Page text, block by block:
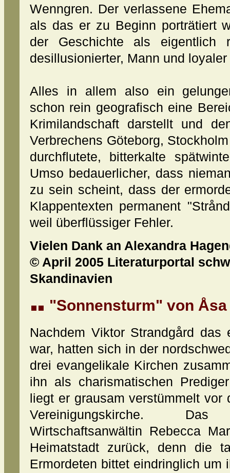
Wenngren. Der verlassene
als das er zu Beginn porträtiert
der Geschichte als eigentlich
desillusionierter, Mann und loyaler
Alles in allem also ein
schon rein geografisch eine
Krimilandschaft darstellt und
Verbrechens Göteborg,
durchflutete, bitterkalte
Umso bedauerlicher, dass
zu sein scheint, dass der
Klappentexten permanent
weil überflüssiger Fehler.
Vielen Dank an Alexandra
© April 2005 Literaturportal
Skandinavien
"Sonnensturm" von
Nachdem Viktor Strandgård das
war, hatten sich in der
drei evangelikale Kirchen
ihn als charismatischen
liegt er grausam verstümmelt vor
Vereinigungskirche.
Wirtschaftsanwältin Rebecca
Heimatstadt zurück, denn die
Ermordeten bittet eindringlich